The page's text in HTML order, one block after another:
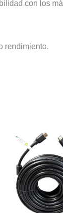
con los
rendimiento.